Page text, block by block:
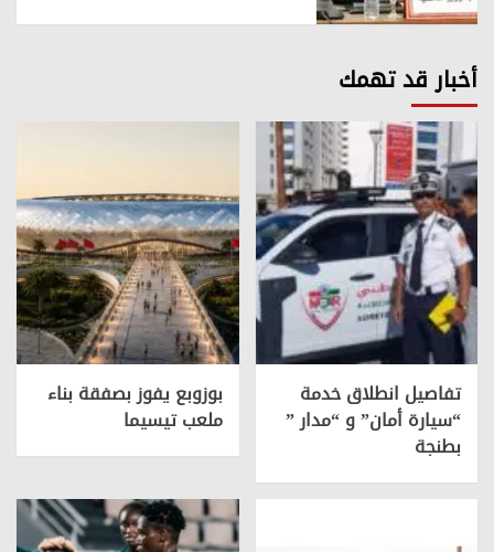
أخبار قد تهمك
تفاصيل انطلاق خدمة
“سيارة أمان” و “مدار ”
بطنجة
بوزوبع يفوز بصفقة بناء
ملعب تيسيما